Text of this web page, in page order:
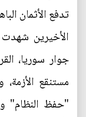
تدفع الأثمان
الأخيرين
جوار سوريا،
مستنقع
"حفظ النظام"